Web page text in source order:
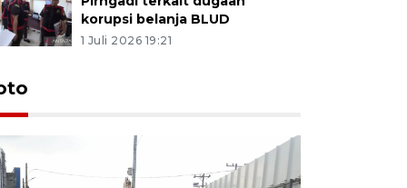
korupsi belanja BLUD
1 Juli 2026 19:21